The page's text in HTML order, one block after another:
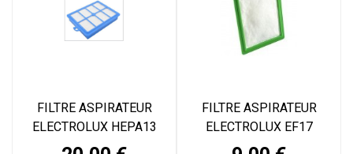
FILTRE ASPIRATEUR
ELECTROLUX HEPA13
FILTRE ASPIRATEUR
ELECTROLUX EF17